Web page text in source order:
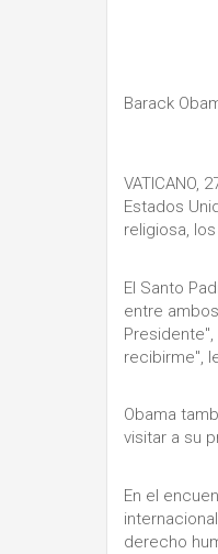
Barack
VATICANO,
Estados
religiosa,
El Santo
entre
recibirme",
Obama
visitar a su
En el
derecho